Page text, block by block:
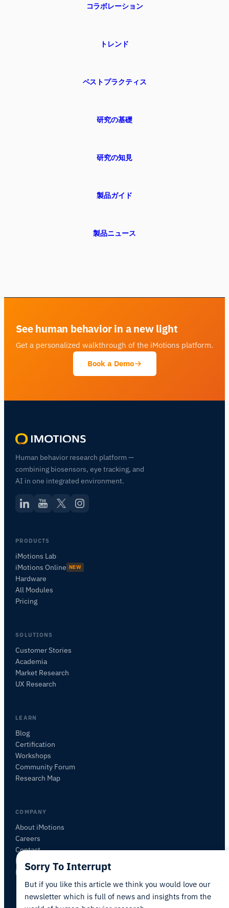
コラボレーション
トレンド
ベストプラクティス
研究の基礎
研究の知見
製品ガイド
製品ニュース
See human behavior in a new light
Get a personalized walkthrough of the iMotions platform.
Book a Demo
Human behavior research platform —
combining biosensors, eye tracking, and
AI in one integrated environment.
PRODUCTS
iMotions Lab
iMotions Online NEW
Hardware
All Modules
Pricing
SOLUTIONS
Customer Stories
Academia
Market Research
UX Research
LEARN
Blog
Certification
Workshops
Community Forum
Research Map
COMPANY
About iMotions
Careers
Contact
My iMotions
Newsletter
研究方法、製品、センサー、SDK、リソースに
この記事について質問
この記事を要約
これをどう応用できますか？
Sorry To Interrupt
But if you like this article we think you would love our
newsletter which is full of news and insights from the